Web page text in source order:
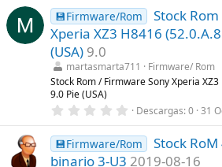
)0
0
e
s
e
l
s
)
💾Firmware/Rom
Stock
Xperia XZ3 H8416
(USA) 9.0
martasmarta711
Firmware/ Rom
Stock Rom / Firmware Sony Xperia
9.0 Pie (USA)
0
0
0
e
Descargas 0 31
💾Firmware/Rom
Stock RoM
binario 3-U3 2019-08-16